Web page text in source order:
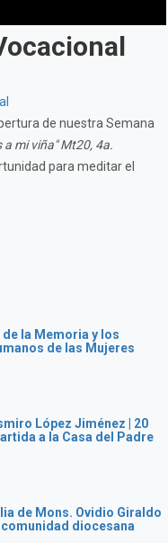
de nuestra Semana
mi viña" Mt20, 4a.
para meditar el
de la Memoria y los
de las Mujeres
López Jiménez | 20
a la Casa del Padre
de Mons. Ovidio Giraldo
diocesana